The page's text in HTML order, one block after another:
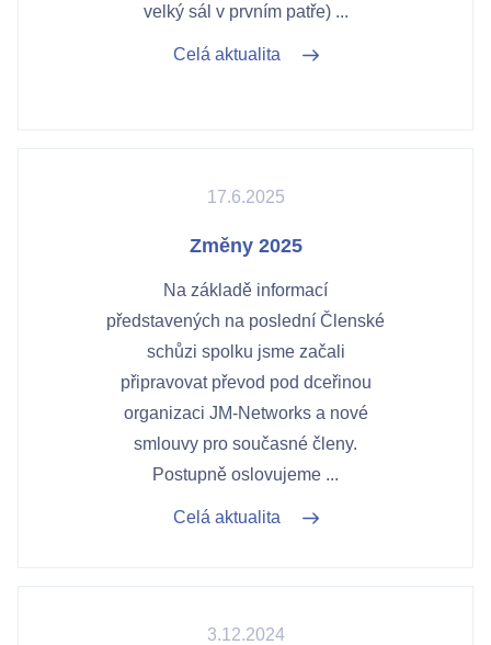
velký sál v prvním patře) ...
Celá aktualita
17.6.2025
Změny 2025
Na základě informací
představených na poslední Členské
schůzi spolku jsme začali
připravovat převod pod dceřinou
organizaci JM-Networks a nové
smlouvy pro současné členy.
Postupně oslovujeme ...
Celá aktualita
3.12.2024